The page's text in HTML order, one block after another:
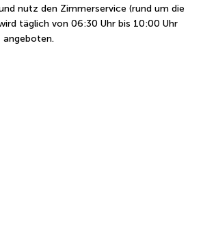
nutz den Zimmerservice (rund um die
täglich von 06:30 Uhr bis 10:00 Uhr